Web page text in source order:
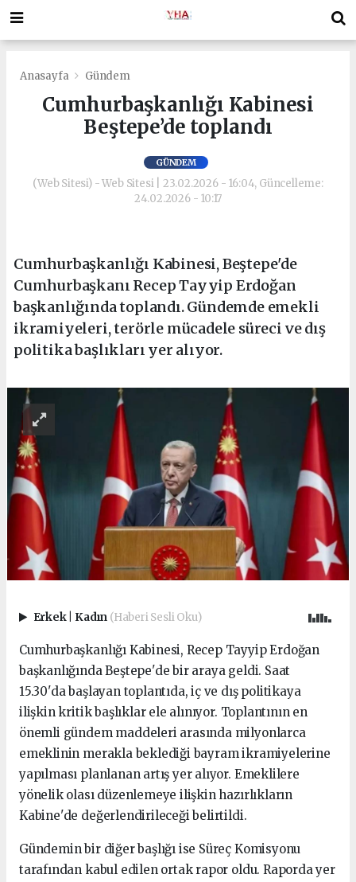
Anasayfa Gündem
Cumhurbaşkanlığı Kabinesi
Beştepe’de toplandı
GÜNDEM
(Web Sitesi) - Web Sitesi | 23.02.2026 - 16:04, Güncelleme:
24.02.2026 - 10:17
Cumhurbaşkanlığı Kabinesi, Beştepe'de
Cumhurbaşkanı Recep Tayyip Erdoğan
başkanlığında toplandı. Gündemde emekli
ikramiyeleri, terörle mücadele süreci ve dış
politika başlıkları yer alıyor.
Erkek Kadın (Haberi Sesli Oku)
Cumhurbaşkanlığı Kabinesi, Recep Tayyip Erdoğan
başkanlığında Beştepe'de bir araya geldi. Saat
15.30'da başlayan toplantıda, iç ve dış politikaya
ilişkin kritik başlıklar ele alınıyor. Toplantının en
önemli gündem maddeleri arasında milyonlarca
emeklinin merakla beklediği bayram ikramiyelerine
yapılması planlanan artış yer alıyor. Emeklilere
yönelik olası düzenlemeye ilişkin hazırlıkların
Kabine'de değerlendirileceği belirtildi.
Gündemin bir diğer başlığı ise Süreç Komisyonu
tarafından kabul edilen ortak rapor oldu. Raporda yer